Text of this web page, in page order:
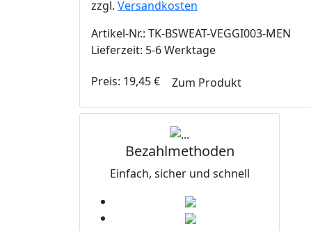
zzgl. Versandkosten
Artikel-Nr.: TK-BSWEAT-VEGGI003-MEN
Lieferzeit: 5-6 Werktage
Preis: 19,45€ Zum Produkt
Bezahlmethoden
Einfach, sicher und schnell